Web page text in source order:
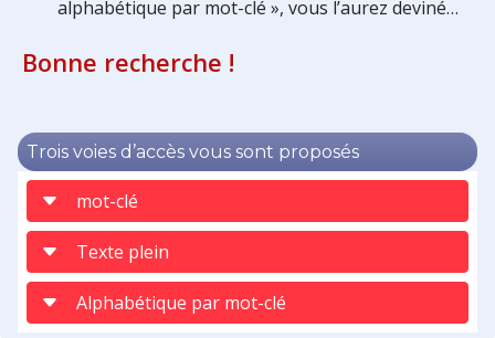
alphabétique par mot-clé », vous l’aurez deviné…
Bonne recherche !
Trois voies d’accès vous sont proposés
mot-clé
Texte plein
Alphabétique par mot-clé